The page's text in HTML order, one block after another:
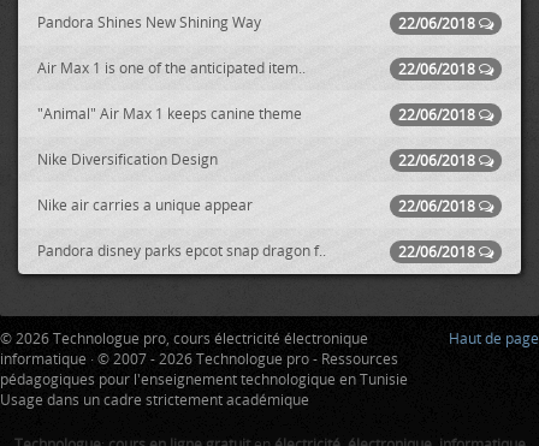
22/06/2018
Pandora Shines New Shining Way
22/06/2018
Air Max 1 is one of the anticipated item..
22/06/2018
"Animal" Air Max 1 keeps canine theme
22/06/2018
Nike Diversification Design
22/06/2018
Nike air carries a unique appear
22/06/2018
Pandora disney parks epcot snap dragon f..
Haut de page
© 2026 Technologue pro, cours électricité électronique
informatique · © 2007 - 2026 Technologue pro - Ressources
pédagogiques pour l'enseignement technologique en Tunisie
Usage dans un cadre strictement académique